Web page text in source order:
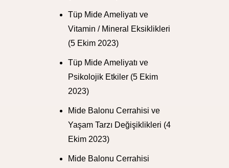
Tüp Mide Ameliyatı ve
Vitamin / Mineral Eksiklikleri
(5 Ekim 2023)
Tüp Mide Ameliyatı ve
Psikolojik Etkiler (5 Ekim
2023)
Mide Balonu Cerrahisi ve
Yaşam Tarzı Değişiklikleri (4
Ekim 2023)
Mide Balonu Cerrahisi